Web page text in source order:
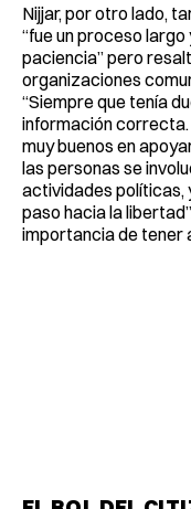
Nijjar, por otro lado,
“fue un proceso
paciencia” pero
organizaciones
“Siempre que tenía
información
muy buenos en
las personas se
actividades políticas,
paso hacia la
importancia de tener